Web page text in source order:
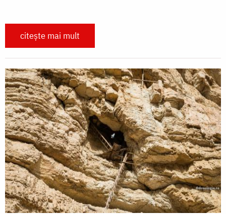
citește mai mult